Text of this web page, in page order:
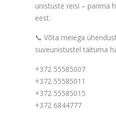
unistuste reisi – parima
eest.
📞 Võta meiega
suveunistustel täituma
+372 55585007
+372 55585011
+372 55585015
+372 6844777